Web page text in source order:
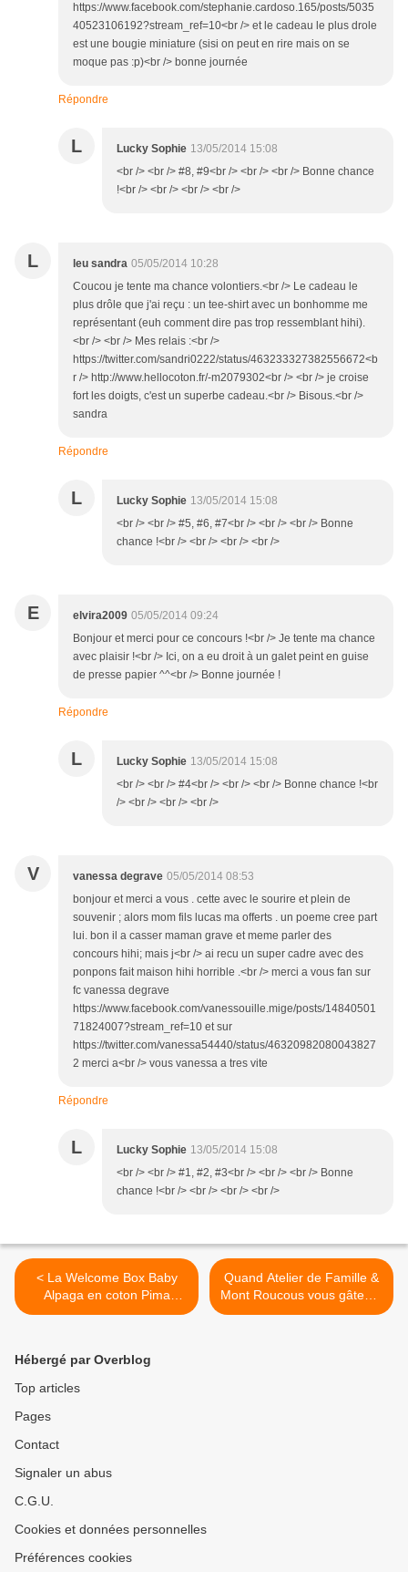
https://www.facebook.com/stephanie.cardoso.165/posts/5035
40523106192?stream_ref=10<br /> et le cadeau le plus drole
est une bougie miniature (sisi on peut en rire mais on se
moque pas :p)<br /> bonne journée
Répondre
L Lucky Sophie 13/05/2014 15:08
<br /> <br /> #8, #9<br /> <br /> <br /> Bonne chance
!<br /> <br /> <br /> <br />
L leu sandra 05/05/2014 10:28
Coucou je tente ma chance volontiers.<br /> Le cadeau le
plus drôle que j'ai reçu : un tee-shirt avec un bonhomme me
représentant (euh comment dire pas trop ressemblant hihi).
<br /> <br /> Mes relais :<br />
https://twitter.com/sandri0222/status/463233327382556672<b
r /> http://www.hellocoton.fr/-m2079302<br /> <br /> je croise
fort les doigts, c'est un superbe cadeau.<br /> Bisous.<br />
sandra
Répondre
L Lucky Sophie 13/05/2014 15:08
<br /> <br /> #5, #6, #7<br /> <br /> <br /> Bonne
chance !<br /> <br /> <br /> <br />
E elvira2009 05/05/2014 09:24
Bonjour et merci pour ce concours !<br /> Je tente ma chance
avec plaisir !<br /> Ici, on a eu droit à un galet peint en guise
de presse papier ^^<br /> Bonne journée !
Répondre
L Lucky Sophie 13/05/2014 15:08
<br /> <br /> #4<br /> <br /> <br /> Bonne chance !<br
/> <br /> <br /> <br />
V vanessa degrave 05/05/2014 08:53
bonjour et merci a vous . cette avec le sourire et plein de
souvenir ; alors mom fils lucas ma offerts . un poeme cree part
lui. bon il a casser maman grave et meme parler des
concours hihi; mais j<br /> ai recu un super cadre avec des
ponpons fait maison hihi horrible .<br /> merci a vous fan sur
fc vanessa degrave
https://www.facebook.com/vanessouille.mige/posts/14840501
71824007?stream_ref=10 et sur
https://twitter.com/vanessa54440/status/46320982080043827
2 merci a<br /> vous vanessa a tres vite
Répondre
L Lucky Sophie 13/05/2014 15:08
<br /> <br /> #1, #2, #3<br /> <br /> <br /> Bonne
chance !<br /> <br /> <br /> <br />
< La Welcome Box Baby
Alpaga en coton Pima
[Samedi Mode]
Quand Atelier de Famille &
Mont Roucous vous gâtent !
>
Hébergé par Overblog
Top articles
Pages
Contact
Signaler un abus
C.G.U.
Cookies et données personnelles
Préférences cookies